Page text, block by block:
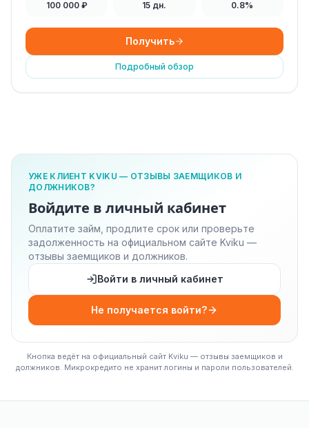
100 000 ₽ 15 дн. 0.8%
Получить
Подробный обзор
УЖЕ КЛИЕНТ KVIKU — ОТЗЫВЫ ЗАЕМЩИКОВ И
ДОЛЖНИКОВ?
Войдите в личный кабинет
Оплатите займ, продлите срок или проверьте
задолженность на официальном сайте Kviku —
отзывы заемщиков и должников.
Войти в личный кабинет
Не получается войти?
Кнопка ведёт на официальный сайт Kviku — отзывы заемщиков и
должников. Микрокредито не хранит логины и пароли пользователей.